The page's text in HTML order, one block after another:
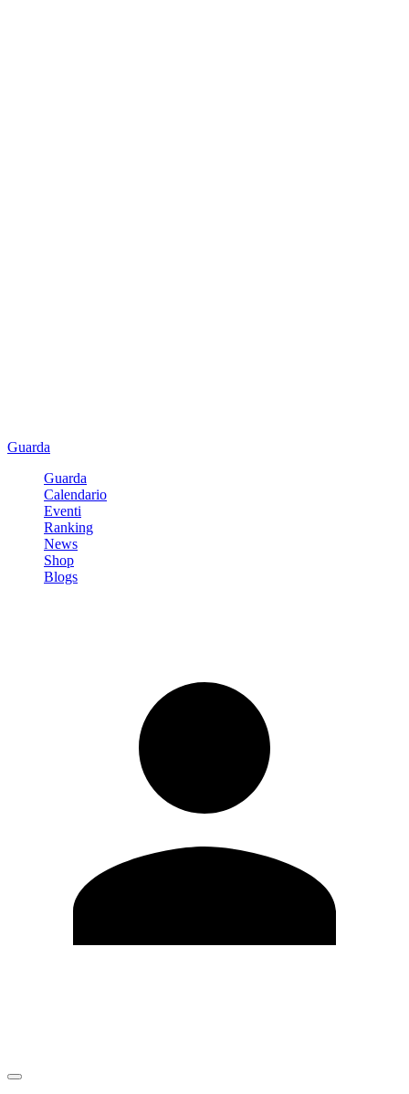
Guarda
Guarda
Calendario
Eventi
Ranking
News
Shop
Blogs